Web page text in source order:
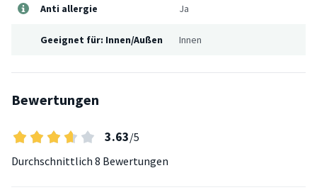
Anti allergie Ja
Geeignet für: Innen/Außen Innen
Bewertungen
3.63/5
Durchschnittlich 8 Bewertungen